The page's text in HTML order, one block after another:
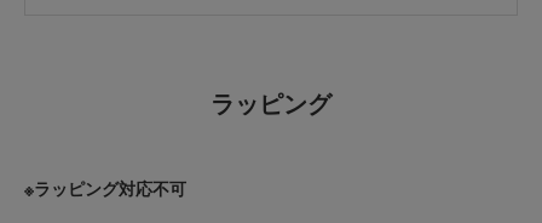
ラッピング
※ラッピング対応不可